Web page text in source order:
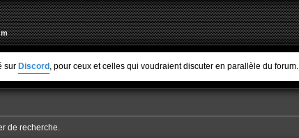
sur Discord , pour ceux et celles qui voudraient discuter en parallèle du forum.
de recherche.